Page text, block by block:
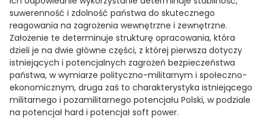
suwerenność i zdolność państwa do skutecznego
reagowania na zagrożenia wewnętrzne i zewnętrzne.
Założenie te determinuje strukturę opracowania, która
dzieli je na dwie główne części, z której pierwsza dotyczy
istniejących i potencjalnych zagrożeń bezpieczeństwa
państwa, w wymiarze polityczno-militarnym i społeczno-
ekonomicznym, druga zaś to charakterystyka istniejącego
militarnego i pozamilitarnego potencjału Polski, w podziale
na potencjał hard i potencjał soft power.